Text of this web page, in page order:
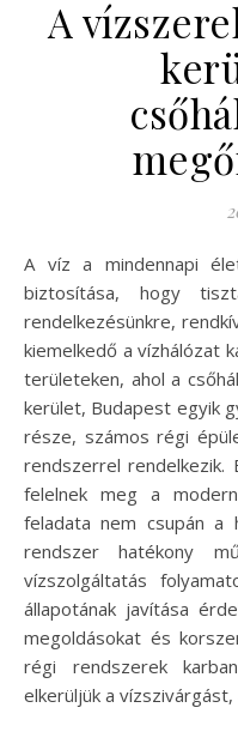
A
A víz a mindennapi életünk alapvető része, és annak
biztosítása, hogy
rendelkezésünkre,
kiemelkedő a vízhálózat
területeken, ahol a
kerület, Budapest egyik
része, számos régi
rendszerrel rendelkezik.
felelnek meg a
feladata nem csupán a
rendszer hatékony
vízszolgáltatás
állapotának javítása
megoldásokat és
régi rendszerek
elkerüljük a